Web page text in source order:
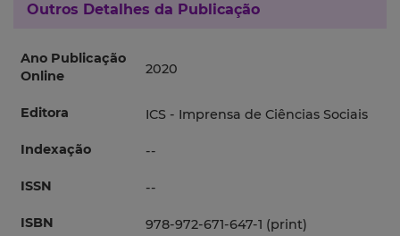
Outros Detalhes da Publicação
Ano Publicação
Online
2020
Editora ICS - Imprensa de Ciências Sociais
Indexação --
ISSN --
ISBN 978-972-671-647-1 (print)